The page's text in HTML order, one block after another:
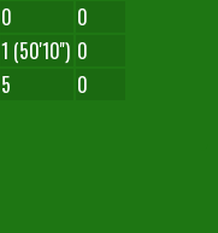
0
0
1 (50'10'') 0
5
0